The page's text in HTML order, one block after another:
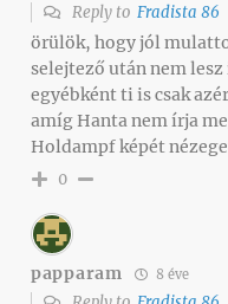
Reply to Fradista 86
örülök, hogy jól
selejtező után nem
egyébként ti is csak
amíg Hanta nem írja
Holdampf képét
0
papparam 8 éve